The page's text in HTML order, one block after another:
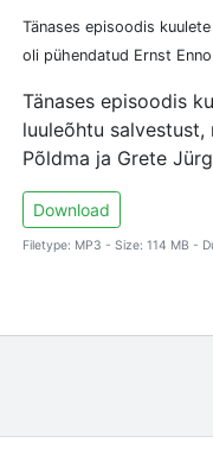
Tänases episoodis
oli pühendatud Ernst
Tänases episoodis
luuleõhtu salvestust,
Põldma ja Grete
Download
Filetype: MP3 - Size: 114 MB -